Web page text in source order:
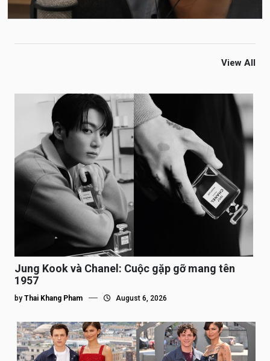
View All
Jung Kook và Chanel: Cuộc gặp gỡ mang tên
1957
by Thai Khang Pham August 6, 2026